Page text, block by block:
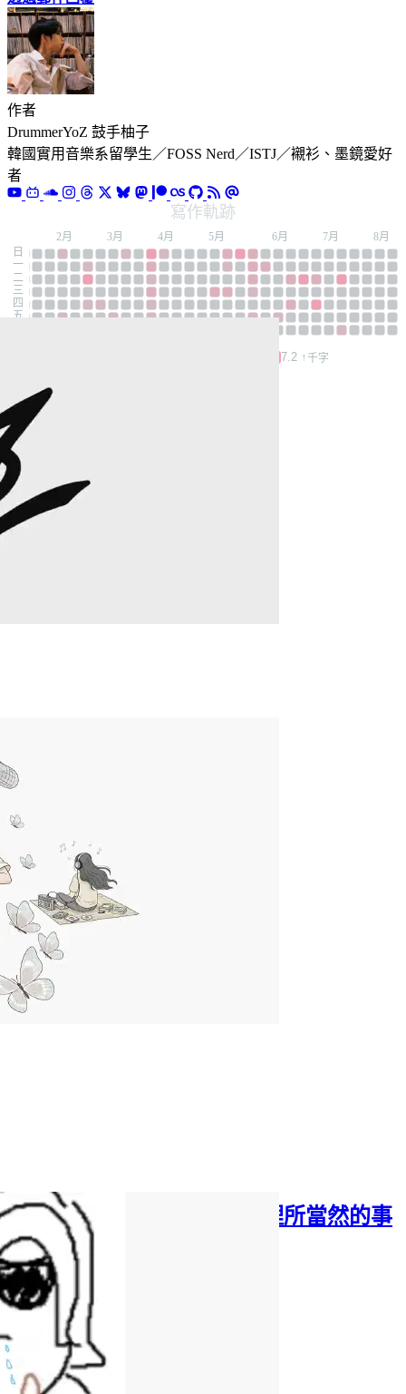
作者
DrummerYoZ 鼓手柚子
韓國實用音樂系留學生／FOSS Nerd／ISTJ／襯衫、墨鏡愛好
者
寫作軌跡
日
一
二
三
四
五
2月 3月 4月 5月 6月 7月 8月
7.2 ↑千字
相關文章
牛尾憲輔也用ThinkPad!
2025年10月26日
FOMO 與 JOMO？為什麼理所當然的事
不再理所當然了？
2025年10月12日
分類:
隨筆社會觀察
標籤:
美好過去